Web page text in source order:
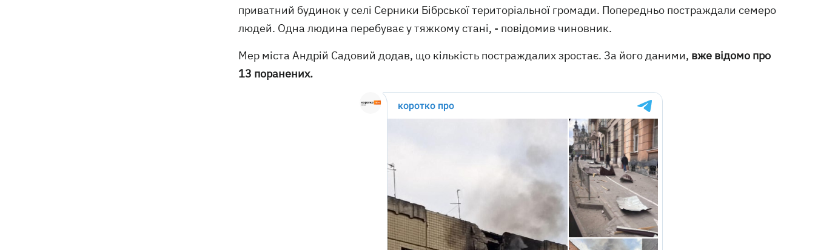
приватний будинок у селі Серники Бібрської територіальної громади. Попередньо постраждали семеро
людей. Одна людина перебуває у тяжкому стані, - повідомив чиновник.
Мер міста Андрій Садовий додав, що кількість постраждалих зростає. За його даними, вже відомо про
13 поранених.